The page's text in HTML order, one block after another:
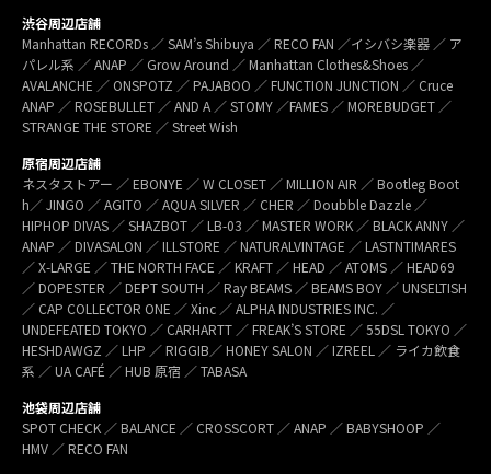
渋谷周辺店舗
Manhattan RECORDs ／ SAM’s Shibuya ／ RECO FAN ／イシバシ楽器 ／ ア
パレル系 ／ ANAP ／ Grow Around ／ Manhattan Clothes&Shoes ／
AVALANCHE ／ ONSPOTZ ／ PAJABOO ／ FUNCTION JUNCTION ／ Cruce
ANAP ／ ROSEBULLET ／ AND A ／ STOMY ／FAMES ／ MOREBUDGET ／
STRANGE THE STORE ／ Street Wish
原宿周辺店舗
ネスタストアー ／ EBONYE ／ W CLOSET ／ MILLION AIR ／ Bootleg Boot
h／ JINGO ／ AGITO ／ AQUA SILVER ／ CHER ／ Doubble Dazzle ／
HIPHOP DIVAS ／ SHAZBOT ／ LB-03 ／ MASTER WORK ／ BLACK ANNY ／
ANAP ／ DIVASALON ／ ILLSTORE ／ NATURALVINTAGE ／ LASTNTIMARES
／ X-LARGE ／ THE NORTH FACE ／ KRAFT ／ HEAD ／ ATOMS ／ HEAD69
／ DOPESTER ／ DEPT SOUTH ／ Ray BEAMS ／ BEAMS BOY ／ UNSELTISH
／ CAP COLLECTOR ONE ／ Xinc ／ ALPHA INDUSTRIES INC. ／
UNDEFEATED TOKYO ／ CARHARTT ／ FREAK’S STORE ／ 55DSL TOKYO ／
HESHDAWGZ ／ LHP ／ RIGGIB／ HONEY SALON ／ IZREEL ／ ライカ飲食
系 ／ UA CAFÉ ／ HUB 原宿 ／ TABASA
池袋周辺店舗
SPOT CHECK ／ BALANCE ／ CROSSCORT ／ ANAP ／ BABYSHOOP ／
HMV ／ RECO FAN